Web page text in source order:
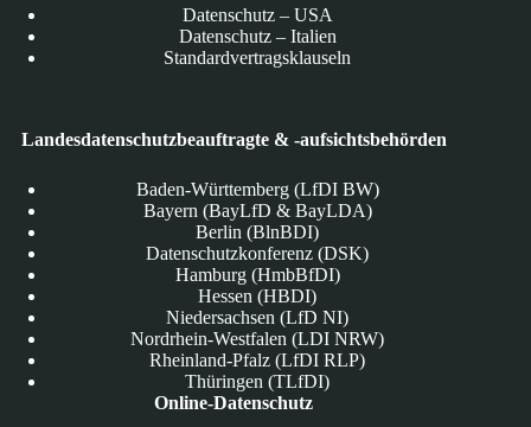
Datenschutz – USA
Datenschutz – Italien
Standardvertragsklauseln
Landesdatenschutzbeauftragte & -aufsichtsbehörden
Baden-Württemberg (LfDI BW)
Bayern (BayLfD & BayLDA)
Berlin (BlnBDI)
Datenschutzkonferenz (DSK)
Hamburg (HmbBfDI)
Hessen (HBDI)
Niedersachsen (LfD NI)
Nordrhein-Westfalen (LDI NRW)
Rheinland-Pfalz (LfDI RLP)
Thüringen (TLfDI)
Online-Datenschutz